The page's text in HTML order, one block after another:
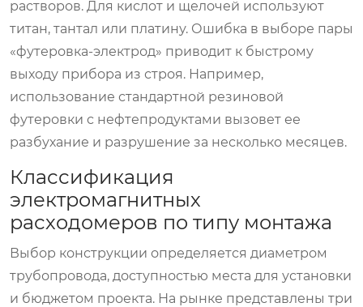
растворов. Для кислот и щелочей используют
титан, тантал или платину. Ошибка в выборе пары
«футеровка-электрод» приводит к быстрому
выходу прибора из строя. Например,
использование стандартной резиновой
футеровки с нефтепродуктами вызовет ее
разбухание и разрушение за несколько месяцев.
Классификация
электромагнитных
расходомеров по типу монтажа
Выбор конструкции определяется диаметром
трубопровода, доступностью места для установки
и бюджетом проекта. На рынке представлены три